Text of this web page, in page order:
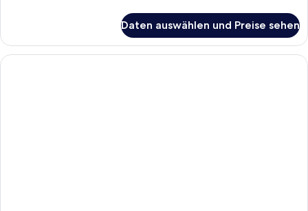
Daten auswählen und Preise sehen